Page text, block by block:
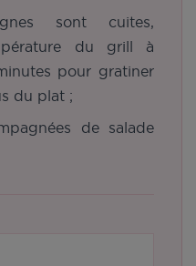
sont cuites,
du grill à
pour gratiner
du plat ;
de salade